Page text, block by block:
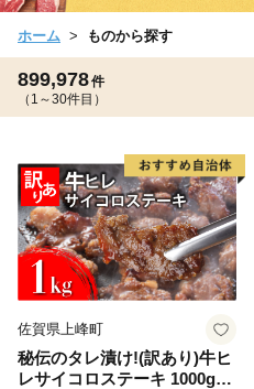
ホーム ものから探す
899,978件
（1～30件目）
佐賀県上峰町
秘伝のタレ漬け!(訳あり)牛ヒ
レサイコロステーキ 1000g